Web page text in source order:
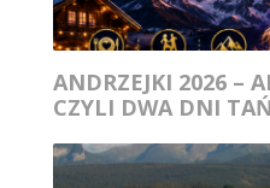
ANDRZEJKI 2026 –
CZYLI DWA DNI